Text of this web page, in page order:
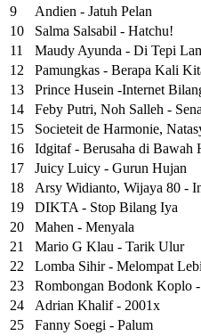
9
Andien - Jatuh Pelan
10
Salma Salsabil - Hatchu!
11
Maudy Ayunda - Di Tepi
12
Pamungkas - Berapa Kali
13
Prince Husein -Internet
14
Feby Putri, Noh Salleh -
15
Societeit de Harmonie,
16
Idgitaf - Berusaha di Bawah
17
Juicy Luicy - Gurun Hujan
18
Arsy Widianto, Wijaya 80 -
19
DIKTA - Stop Bilang Iya
20
Mahen - Menyala
21
Mario G Klau - Tarik Ulur
22
Lomba Sihir - Melompat
23
Rombongan Bodonk
24
Adrian Khalif - 2001x
25
Fanny Soegi - Palum